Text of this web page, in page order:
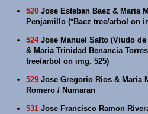
520 Jose Esteban Baez & Maria
Penjamillo (*Baez tree/arbol on
524Jose Manuel Salto (Viudo de
& Maria Trinidad Benancia
tree/arbol on img. 525)
529 Jose Gregorio Rios & Maria
Romero / Numaran
531 Jose Francisco Ramon